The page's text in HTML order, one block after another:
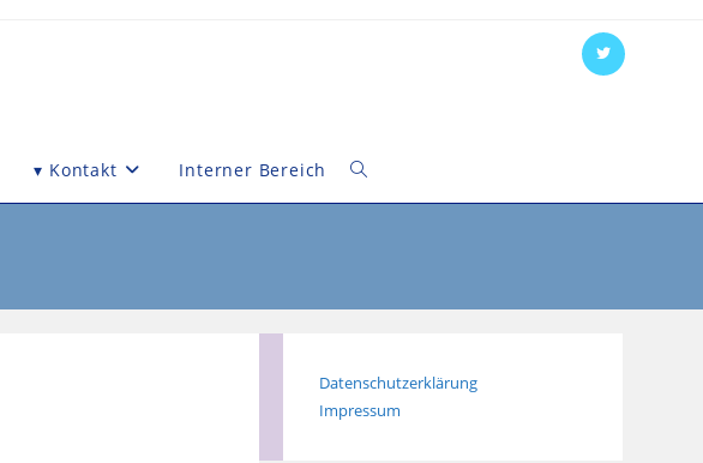
▾ Kontakt Interner Bereich Website-
Datenschutzerklärung
Impressum